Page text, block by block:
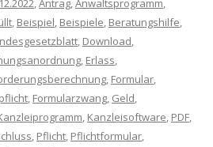
,Antrag,Anwaltsprogramm,
, Beispiel, Beispiele, Beratungshilfe,
, Download,
, Erlass,
, Formular,
, Formularzwang, Geld,
, Kanzleisoftware, PDF,
, Pflicht, Pflichtformular,